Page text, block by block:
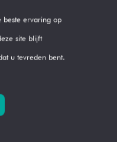
Anoniem
en te verbeteren.
opgeslagen zolang
beste ervaring op
site blijft
u tevreden bent.